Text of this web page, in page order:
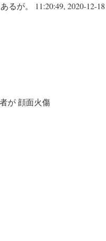
が。 11:20:49, 2020-12-18
が 顔面火傷